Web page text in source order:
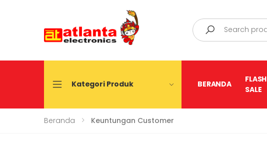
Search
Kategori Produk BERANDA
FLASH
SALE
Beranda Keuntungan Customer